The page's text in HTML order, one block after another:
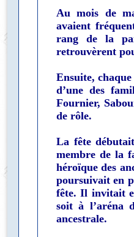
Au mois de
avaient
rang de la
retrouvèrent
Ensuite,
d’une des
Fournier,
de rôle.
La fête
membre de la
héroïque des
poursuivait en
fête. Il invitait
soit à l’aréna
ancestrale.